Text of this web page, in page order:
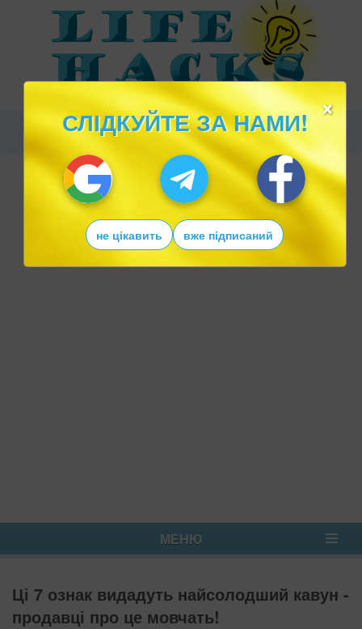
МЕНЮ
Ці 7 ознак видадуть найсолодший кавун -
продавці про це мовчать!
×
СЛІДКУЙТЕ ЗА НАМИ!
не цікавить вже підписаний